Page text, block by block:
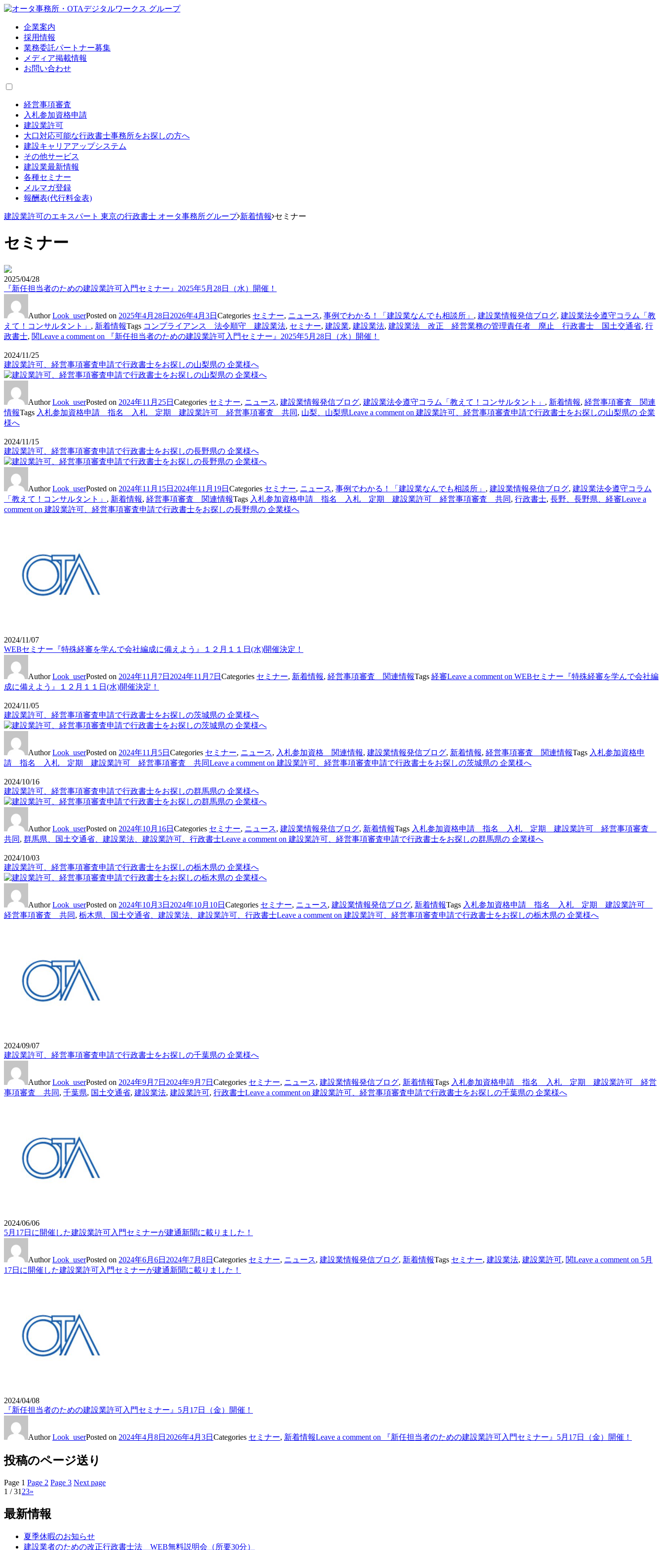
企業案内
採用情報
業務委託パートナー募集
メディア掲載情報
お問い合わせ
経営事項審査
入札参加資格申請
建設業許可
大口対応可能な行政書士事務所をお探しの方へ
建設キャリアアップシステム
その他サービス
建設業最新情報
各種セミナー
メルマガ登録
報酬表(代行料金表)
建設業許可のエキスパート 東京の行政書士 オータ事務所グループ 新着情報 セミナー
セミナー
2025/04/28
『新任担当者のための建設業許可入門セミナー』2025年5月28日（水）開催！
AuthorLook_userPosted on 2025年4月28日 2026年4月3日 Categories セミナー, ニュース, 事例でわかる！「建設業なんでも相談所」 , 建設業情報発信ブログ, 建設業法令遵守コラム「教
えて！コンサルタント」 , 新着情報Tags コンプライアンス 法令順守 建設業法, セミナー, 建設業, 建設業法, 建設業法 改正 経営業務の管理責任者 廃止 行政書士 国土交通省, 行
政書士, 関Leave a comment on 『新任担当者のための建設業許可入門セミナー』2025年5月28日（水）開催！
2024/11/25
建設業許可、経営事項審査申請で行政書士をお探しの山梨県の 企業様へ
AuthorLook_userPosted on 2024年11月25日 Categories セミナー, ニュース, 建設業情報発信ブログ, 建設業法令遵守コラム「教えて！コンサルタント」 , 新着情報, 経営事項審査 関連
情報Tags 入札参加資格申請 指名 入札 定期 建設業許可 経営事項審査 共同 , 山梨、山梨県Leave a comment on 建設業許可、経営事項審査申請で行政書士をお探しの山梨県の 企業
様へ
2024/11/15
建設業許可、経営事項審査申請で行政書士をお探しの長野県の 企業様へ
AuthorLook_userPosted on 2024年11月15日 2024年11月19日 Categories セミナー, ニュース, 事例でわかる！「建設業なんでも相談所」 , 建設業情報発信ブログ, 建設業法令遵守コラム
「教えて！コンサルタント」 , 新着情報, 経営事項審査 関連情報Tags 入札参加資格申請 指名 入札 定期 建設業許可 経営事項審査 共同 , 行政書士, 長野、長野県、経審Leave a
comment on 建設業許可、経営事項審査申請で行政書士をお探しの長野県の 企業様へ
2024/11/07
WEBセミナー『特殊経審を学んで会社編成に備えよう』１２月１１日(水)開催決定！
AuthorLook_userPosted on 2024年11月7日 2024年11月7日 Categories セミナー, 新着情報, 経営事項審査 関連情報Tags 経審Leave a comment on WEBセミナー『特殊経審を学んで会社編
成に備えよう』１２月１１日(水)開催決定！
2024/11/05
建設業許可、経営事項審査申請で行政書士をお探しの茨城県の 企業様へ
AuthorLook_userPosted on 2024年11月5日 Categories セミナー, ニュース, 入札参加資格 関連情報, 建設業情報発信ブログ, 新着情報, 経営事項審査 関連情報Tags 入札参加資格申
請 指名 入札 定期 建設業許可 経営事項審査 共同Leave a comment on 建設業許可、経営事項審査申請で行政書士をお探しの茨城県の 企業様へ
2024/10/16
建設業許可、経営事項審査申請で行政書士をお探しの群馬県の 企業様へ
AuthorLook_userPosted on 2024年10月16日 Categories セミナー, ニュース, 建設業情報発信ブログ, 新着情報Tags 入札参加資格申請 指名 入札 定期 建設業許可 経営事項審査
共同 , 群馬県、国土交通省、建設業法、建設業許可、行政書士Leave a comment on 建設業許可、経営事項審査申請で行政書士をお探しの群馬県の 企業様へ
2024/10/03
建設業許可、経営事項審査申請で行政書士をお探しの栃木県の 企業様へ
AuthorLook_userPosted on 2024年10月3日 2024年10月10日 Categories セミナー, ニュース, 建設業情報発信ブログ, 新着情報Tags 入札参加資格申請 指名 入札 定期 建設業許可
経営事項審査 共同 , 栃木県、国土交通省、建設業法、建設業許可、行政書士Leave a comment on 建設業許可、経営事項審査申請で行政書士をお探しの栃木県の 企業様へ
2024/09/07
建設業許可、経営事項審査申請で行政書士をお探しの千葉県の 企業様へ
AuthorLook_userPosted on 2024年9月7日 2024年9月7日 Categories セミナー, ニュース, 建設業情報発信ブログ, 新着情報Tags 入札参加資格申請 指名 入札 定期 建設業許可 経営
事項審査 共同 , 千葉県, 国土交通省, 建設業法, 建設業許可, 行政書士Leave a comment on 建設業許可、経営事項審査申請で行政書士をお探しの千葉県の 企業様へ
2024/06/06
5月17日に開催した建設業許可入門セミナーが建通新聞に載りました！
AuthorLook_userPosted on 2024年6月6日 2024年7月8日 Categories セミナー, ニュース, 建設業情報発信ブログ, 新着情報Tags セミナー, 建設業法, 建設業許可, 関Leave a comment on 5月
17日に開催した建設業許可入門セミナーが建通新聞に載りました！
2024/04/08
『新任担当者のための建設業許可入門セミナー』5月17日（金）開催！
AuthorLook_userPosted on 2024年4月8日 2026年4月3日 Categories セミナー, 新着情報Leave a comment on 『新任担当者のための建設業許可入門セミナー』5月17日（金）開催！
投稿のページ送り
Page 1 Page 2 Page 3 Next page
1 / 31 23»
最新情報
夏季休暇のお知らせ
建設業者のための改正行政書士法 WEB無料説明会（所要30分）